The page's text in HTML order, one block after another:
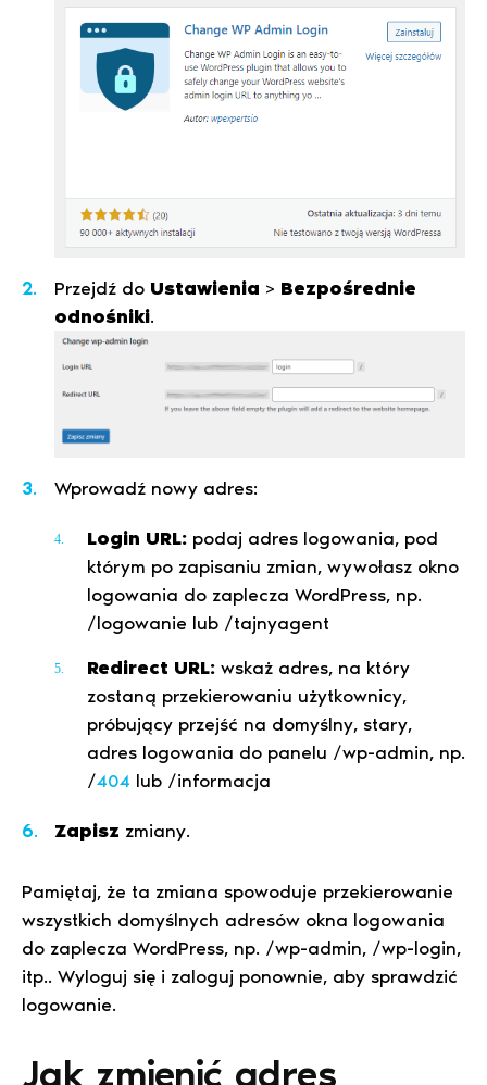
Przejdź do Ustawienia > Bezpośrednie
odnośniki.
Wprowadź nowy adres:
Login URL: podaj adres logowania, pod
którym po zapisaniu zmian, wywołasz okno
logowania do zaplecza WordPress, np.
/logowanie lub /tajnyagent
Redirect URL: wskaż adres, na który
zostaną przekierowaniu użytkownicy,
próbujący przejść na domyślny, stary,
adres logowania do panelu /wp-admin, np.
/404 lub /informacja
Zapisz zmiany.
Pamiętaj, że ta zmiana spowoduje przekierowanie
wszystkich domyślnych adresów okna logowania
do zaplecza WordPress, np. /wp-admin, /wp-login,
itp.. Wyloguj się i zaloguj ponownie, aby sprawdzić
logowanie.
Jak zmienić adres